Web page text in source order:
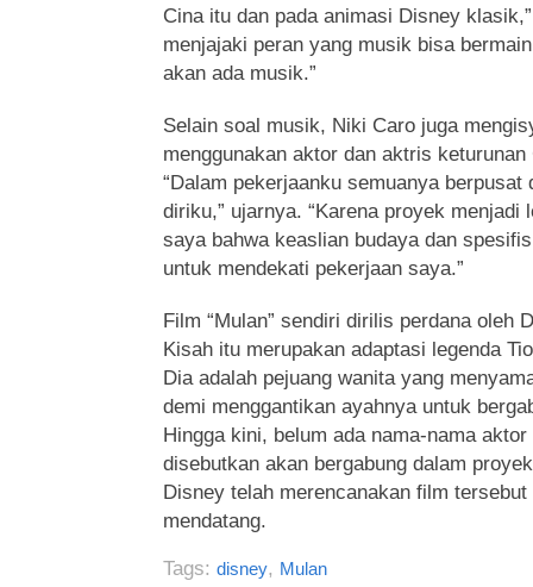
Cina itu dan pada animasi Disney
menjajaki peran yang musik bisa
akan ada musik.”
Selain soal musik, Niki Caro juga
menggunakan aktor dan aktris
“Dalam pekerjaanku semuanya berpusat
diriku,” ujarnya. “Karena proyek menjadi
saya bahwa keaslian budaya dan
untuk mendekati pekerjaan saya.”
Film “Mulan” sendiri dirilis perdana oleh
Kisah itu merupakan adaptasi legenda
Dia adalah pejuang wanita yang
demi menggantikan ayahnya untuk
Hingga kini, belum ada nama-nama
disebutkan akan bergabung dalam
Disney telah merencanakan film
mendatang.
Tags: disney, Mulan